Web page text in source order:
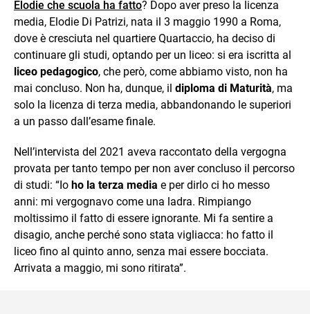
Elodie che scuola ha fatto? Dopo aver preso la licenza
media, Elodie Di Patrizi, nata il 3 maggio 1990 a Roma,
dove è cresciuta nel quartiere Quartaccio, ha deciso di
continuare gli studi, optando per un liceo: si era iscritta al
liceo pedagogico, che però, come abbiamo visto, non ha
mai concluso. Non ha, dunque, il diploma di Maturità, ma
solo la licenza di terza media, abbandonando le superiori
a un passo dall’esame finale.
Nell’intervista del 2021 aveva raccontato della vergogna
provata per tanto tempo per non aver concluso il percorso
di studi: “Io ho la terza media e per dirlo ci ho messo
anni: mi vergognavo come una ladra. Rimpiango
moltissimo il fatto di essere ignorante. Mi fa sentire a
disagio, anche perché sono stata vigliacca: ho fatto il
liceo fino al quinto anno, senza mai essere bocciata.
Arrivata a maggio, mi sono ritirata”.